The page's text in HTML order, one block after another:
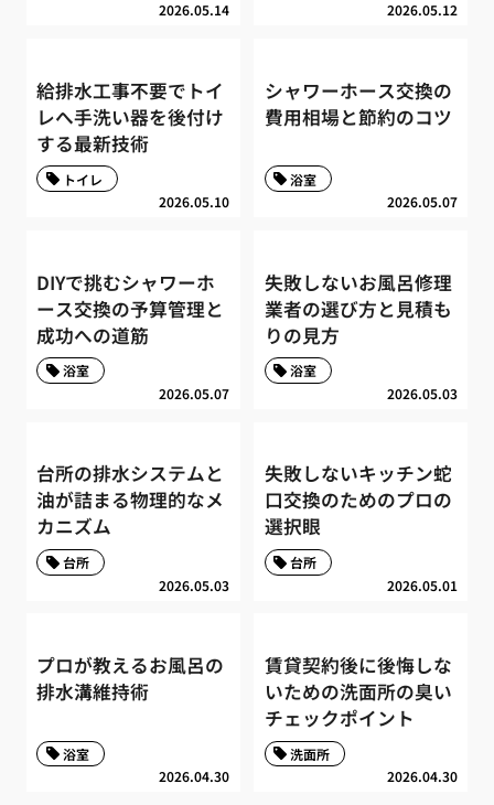
2026.05.14 2026.05.12
給排水工事不要でトイ
レへ手洗い器を後付け
する最新技術
2026.05.10
トイレ
シャワーホース交換の
費用相場と節約のコツ
2026.05.07
浴室
DIYで挑むシャワーホ
ース交換の予算管理と
成功への道筋
2026.05.07
浴室
失敗しないお風呂修理
業者の選び方と見積も
りの見方
2026.05.03
浴室
台所の排水システムと
油が詰まる物理的なメ
カニズム
2026.05.03
台所
失敗しないキッチン蛇
口交換のためのプロの
選択眼
2026.05.01
台所
プロが教えるお風呂の
排水溝維持術
2026.04.30
浴室
賃貸契約後に後悔しな
いための洗面所の臭い
チェックポイント
2026.04.30
洗面所